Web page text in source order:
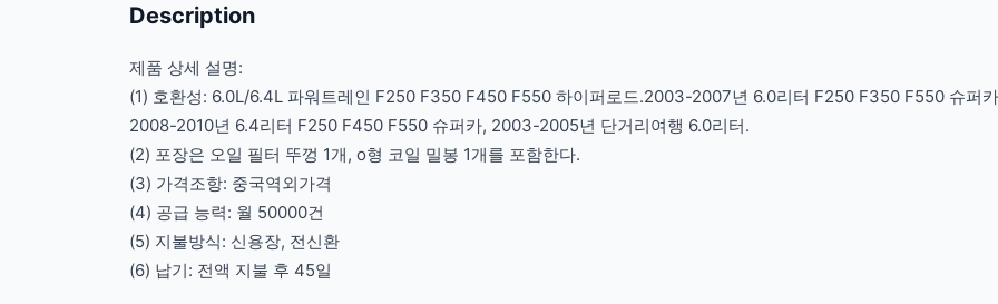
Description
제품 상세 설명:
(1) 호환성: 6.0L/6.4L 파워트레인 F250 F350 F450 F550 하이퍼로드.2003-2007년 6.0리터 F250 F350 F550 슈퍼
2008-2010년 6.4리터 F250 F450 F550 슈퍼카, 2003-2005년 단거리여행 6.0리터.
(2) 포장은 오일 필터 뚜껑 1개, o형 코일 밀봉 1개를 포함한다.
(3) 가격조항: 중국역외가격
(4) 공급 능력: 월 50000건
(5) 지불방식: 신용장, 전신환
(6) 납기: 전액 지불 후 45일